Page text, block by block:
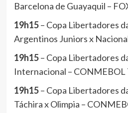
Barcelona de Guayaquil –
19h15– Copa Libertadores
Argentinos Juniors x
19h15– Copa Libertadores
Internacional – CONMEBOL
19h15– Copa Libertadores
Táchira x Olimpia –